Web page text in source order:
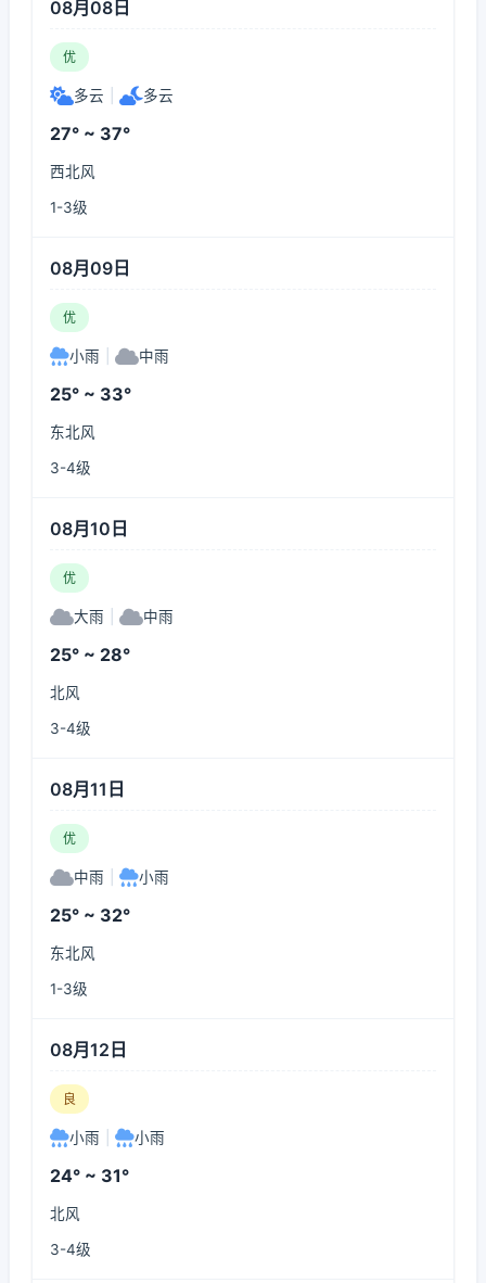
08月08日
优
多云 多云
27° ~ 37°
西北风
1-3级
08月09日
优
小雨 中雨
25° ~ 33°
东北风
3-4级
08月10日
优
大雨 中雨
25° ~ 28°
北风
3-4级
08月11日
优
中雨 小雨
25° ~ 32°
东北风
1-3级
08月12日
良
小雨 小雨
24° ~ 31°
北风
3-4级